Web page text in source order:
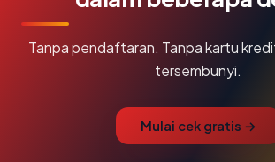
Tanpa pendaftaran. Tanpa kartu
tersembunyi.
Mulai cek gratis →